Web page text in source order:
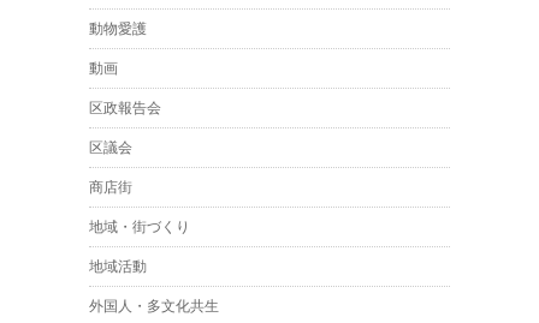
動物愛護
動画
区政報告会
区議会
商店街
地域・街づくり
地域活動
外国人・多文化共生